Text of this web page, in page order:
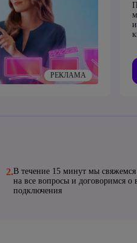
РЕКЛАМА
2.В течение 15 минут мы
на все вопросы и договоримся о
подключения